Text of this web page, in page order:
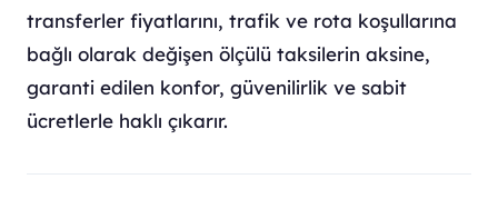
transferler fiyatlarını, trafik ve rota koşullarına
bağlı olarak değişen ölçülü taksilerin aksine,
garanti edilen konfor, güvenilirlik ve sabit
ücretlerle haklı çıkarır.